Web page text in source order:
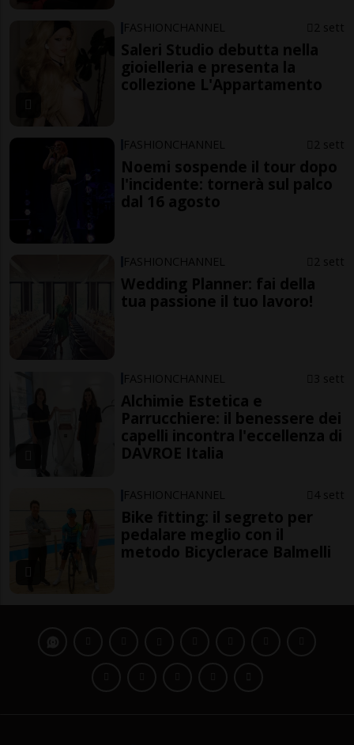
FASHIONCHANNEL 2 sett
Saleri Studio debutta nella
gioielleria e presenta la
collezione L'Appartamento
FASHIONCHANNEL 2 sett
Noemi sospende il tour dopo
l'incidente: tornerà sul palco
dal 16 agosto
FASHIONCHANNEL 2 sett
Wedding Planner: fai della
tua passione il tuo lavoro!
FASHIONCHANNEL 3 sett
Alchimie Estetica e
Parrucchiere: il benessere dei
capelli incontra l'eccellenza di
DAVROE Italia
FASHIONCHANNEL 4 sett
Bike fitting: il segreto per
pedalare meglio con il
metodo Bicyclerace Balmelli